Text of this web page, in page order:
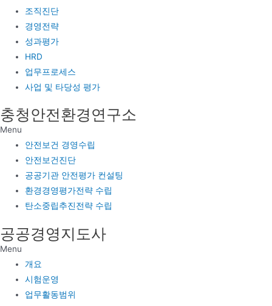
조직진단
경영전략
성과평가
HRD
업무프로세스
사업 및 타당성 평가
충청안전환경연구소
Menu
안전보건 경영수립
안전보건진단
공공기관 안전평가 컨설팅
환경경영평가전략 수립
탄소중립추진전략 수립
공공경영지도사
Menu
개요
시험운영
업무활동범위